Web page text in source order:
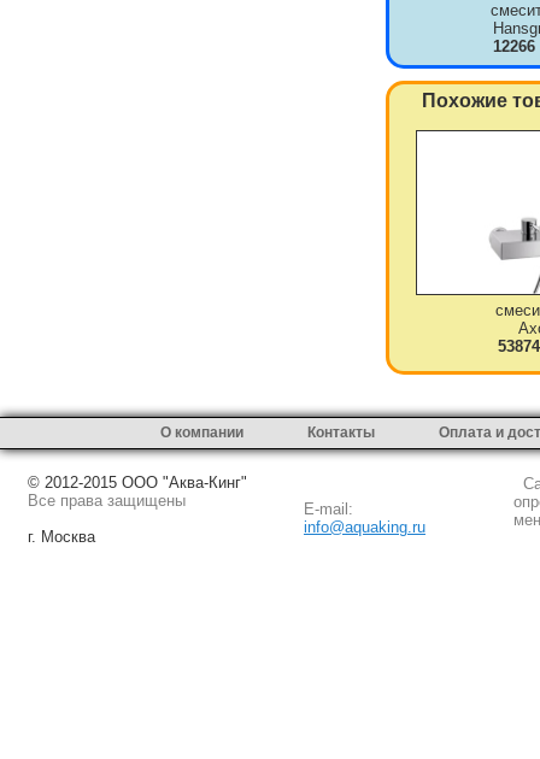
12266
Похожие
О компании Контакты Оплата и
© 2012-2015 ООО "Аква-Кинг"
Все права защищены
г. Москва
E-mail:
info@aquaking.ru